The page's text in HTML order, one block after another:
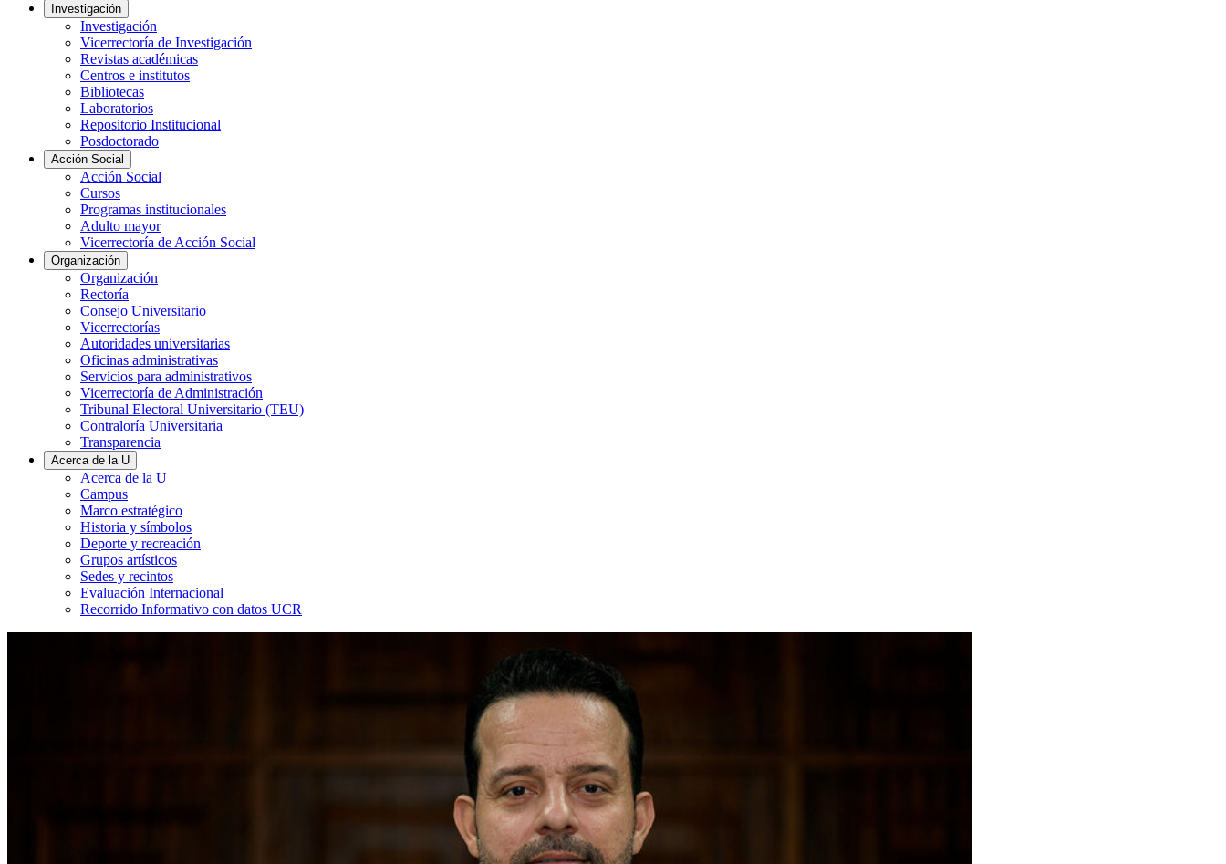
Investigación
Investigación
Vicerrectoría de Investigación
Revistas académicas
Centros e institutos
Bibliotecas
Laboratorios
Repositorio Institucional
Posdoctorado
Acción Social
Acción Social
Cursos
Programas institucionales
Adulto mayor
Vicerrectoría de Acción Social
Organización
Organización
Rectoría
Consejo Universitario
Vicerrectorías
Autoridades universitarias
Oficinas administrativas
Servicios para administrativos
Vicerrectoría de Administración
Tribunal Electoral Universitario (TEU)
Contraloría Universitaria
Transparencia
Acerca de la U
Acerca de la U
Campus
Marco estratégico
Historia y símbolos
Deporte y recreación
Grupos artísticos
Sedes y recintos
Evaluación Internacional
Recorrido Informativo con datos UCR